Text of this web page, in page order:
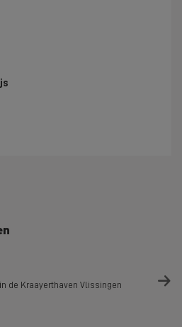
de Kraayerthaven Vlissingen